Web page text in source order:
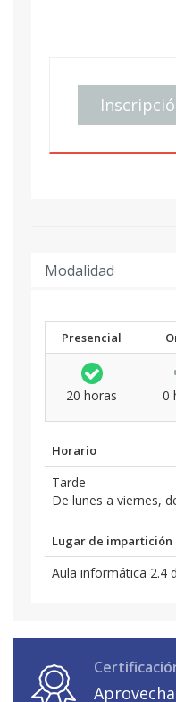
Modalidad
Presencial
20 horas 0
Horario
Tarde
De lunes a viernes,
Lugar de impartición
Aula informática 2.4